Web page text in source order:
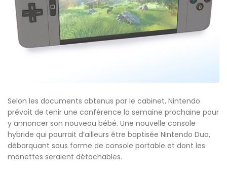
Selon les documents obtenus par le cabinet, Nintendo
prévoit de tenir une conférence la semaine prochaine pour
y annoncer son nouveau bébé. Une nouvelle console
hybride qui pourrait d’ailleurs être baptisée Nintendo Duo,
débarquant sous forme de console portable et dont les
manettes seraient détachables.